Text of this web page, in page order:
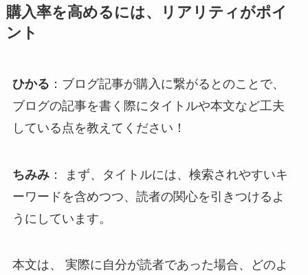
購入率を高めるには、リアリティがポイ
ント
ひかる ：ブログ記事が購入に繋がるとのことで、
ブログの記事を書く際にタイトルや本文など工夫
している点を教えてください！
ちみみ： まず、タイトルには、検索されやすいキ
ーワードを含めつつ、読者の関心を引きつけるよ
うにしています。
本文は、 実際に自分が読者であった場合、どのよ